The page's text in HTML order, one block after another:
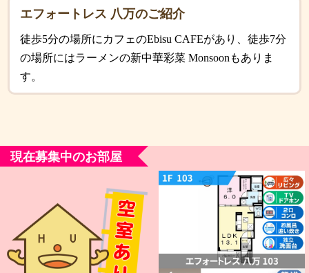
エフォートレス 八万のご紹介
徒歩5分の場所にカフェのEbisu CAFEがあり、徒歩7分
の場所にはラーメンの新中華彩菜 Monsoonもありま
す。
現在募集中のお部屋